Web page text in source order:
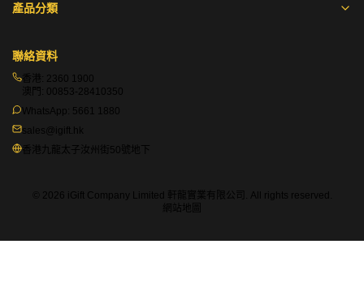
產品分類
聯絡資料
香港: 2360 1900
澳門: 00853-28410350
WhatsApp: 5661 1880
sales@igift.hk
香港九龍太子汝州街50號地下
© 2026 iGift Company Limited 軒龍實業有限公司. All rights reserved.
網站地圖